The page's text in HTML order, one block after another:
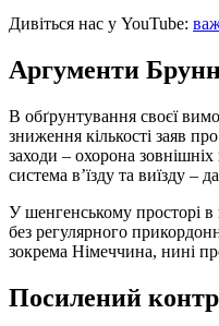
Дивіться нас у YouTube:
Аргументи
В обґрунтування своєї
зниження кількості заяв
заходи – охорона зовнішніх
система в’їзду та виїзду –
У шенгенському просторі в
без регулярного
зокрема Німеччина, нині
Посилений